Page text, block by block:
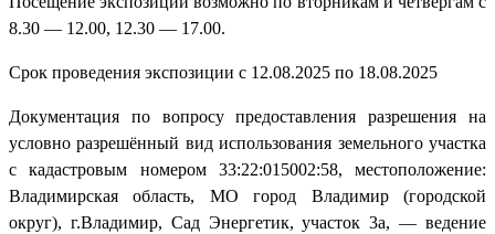
8.30 — 12.00, 12.30 — 17.00.
Срок проведения экспозиции с 12.08.2025 по 18.08.2025
Документация по вопросу предоставления разрешения на
условно разрешённый вид использования земельного участка
с кадастровым номером 33:22:015002:58, местоположение:
Владимирская область, МО город Владимир (городской
округ), г.Владимир, Сад Энергетик, участок 3а, — ведение